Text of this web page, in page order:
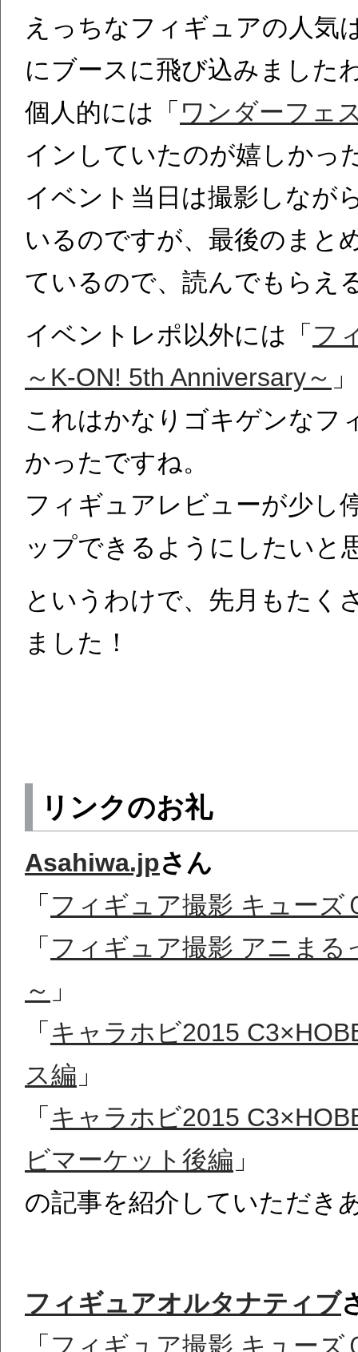
えっちなフィギュアの人気
にブースに飛び込みました
個人的には「 ワンダーフェ
インしていたのが嬉しかっ
イベント当日は撮影しなが
いるのですが、最後のまと
ているので、読んでもらえ
イベントレポ以外には「 フ
～K-ON! 5th Anniversary～
これはかなりゴキゲンなフ
かったですね。
フィギュアレビューが少し
ップできるようにしたいと
というわけで、先月もたく
ました！
リンクのお礼
Asahiwa.jpさん
「 フィギュア撮影 キューズ
「 フィギュア撮影 アニまる
～ 」
「 キャラホビ2015
ス編 」
「 キャラホビ2015
ビマーケット後編 」
の記事を紹介していただき
フィギュアオルタナティブ
「 フィギュア撮影 キューズ